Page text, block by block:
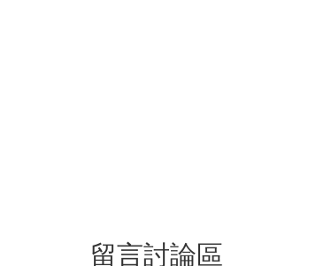
留言討論區